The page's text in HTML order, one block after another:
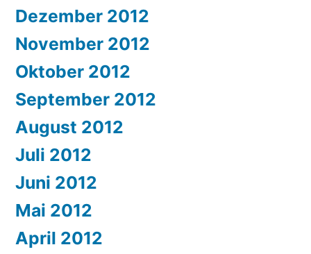
Dezember 2012
November 2012
Oktober 2012
September 2012
August 2012
Juli 2012
Juni 2012
Mai 2012
April 2012